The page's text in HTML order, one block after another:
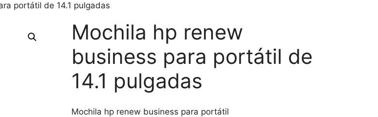
portátil de 14.1 pulgadas
Mochila hp renew
business para portátil de
14.1 pulgadas
Mochila hp renew business para portátil